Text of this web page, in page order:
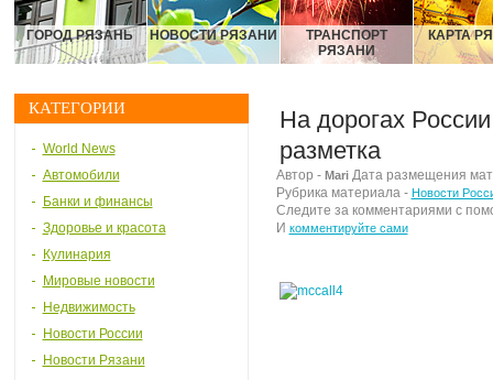
ГОРОД РЯЗАНЬ НОВОСТИ РЯЗАНИ
ТРАНСПОРТ
РЯЗАНИ
КАРТА
КАТЕГОРИИ
World News
Автомобили
Банки и финансы
Здоровье и красота
Кулинария
Мировые новости
Недвижимость
Новости России
Новости Рязани
На дорогах
разметка
Автор - MariДата размещения
Рубрика материала - Новости
Следите за комментариями с
И комментируйте сами